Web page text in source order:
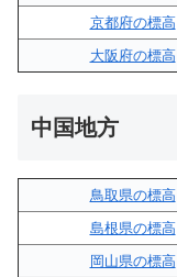
京都府の標高
大阪府の標高
中国地方
鳥取県の標高
島根県の標高
岡山県の標高